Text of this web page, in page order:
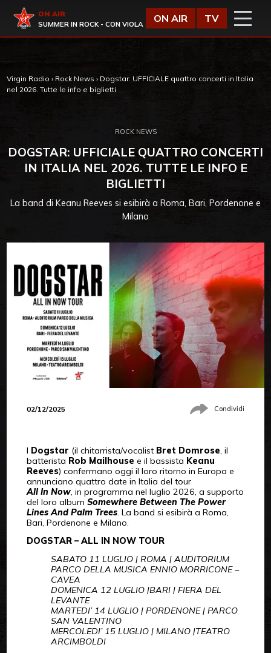
Virgin Radio
ON AIR
SUMMER IN ROCK - CON VIOLA
ON AIR TV
Virgin Radio › Rock News › Dogstar: UFFICIALE quattro concerti in Italia
nel 2026. Tutte le info e biglietti
ROCK NEWS
DOGSTAR: UFFICIALE QUATTRO CONCERTI
IN ITALIA NEL 2026. TUTTE LE INFO E
BIGLIETTI
La band di Keanu Reeves si esibirà a Roma, Bari, Pordenone e
Milano
02/12/2025 Condividi
I Dogstar (il chitarrista/vocalist Bret Domrose, il
batterista Rob Mailhouse e il bassista Keanu
Reeves) confermano oggi il loro ritorno in Europa e
annunciano quattro date in Italia del tour
All In Now, in programma nel luglio 2026, a supporto
del loro album Somewhere Between The Power
Lines And Palm Trees. La band si esibirà a Roma,
Bari, Pordenone e Milano.
DOGSTAR – ALL IN NOW TOUR
SABATO 11 LUGLIO | ROMA | AUDITORIUM
PARCO DELLA MUSICA ENNIO MORRICONE –
CAVEA
DOMENICA 12 LUGLIO |BARI | FIERA DEL
LEVANTE
MARTEDI’ 14 LUGLIO | PORDENONE | PARCO
SAN VALENTINO
MERCOLEDI’ 15 LUGLIO | MILANO |TEATRO
ARCIMBOLDI